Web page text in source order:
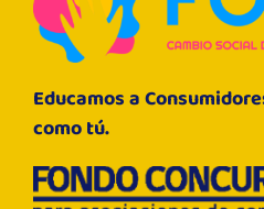
Educamos a
como tú.